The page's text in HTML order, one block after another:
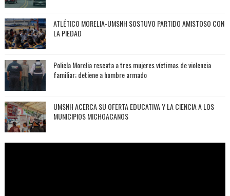
ATLÉTICO MORELIA-UMSNH SOSTUVO PARTIDO AMISTOSO CON
LA PIEDAD
Policía Morelia rescata a tres mujeres víctimas de violencia
familiar; detiene a hombre armado
UMSNH ACERCA SU OFERTA EDUCATIVA Y LA CIENCIA A LOS
MUNICIPIOS MICHOACANOS